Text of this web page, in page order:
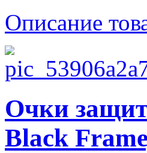
Описание
Очки
Black